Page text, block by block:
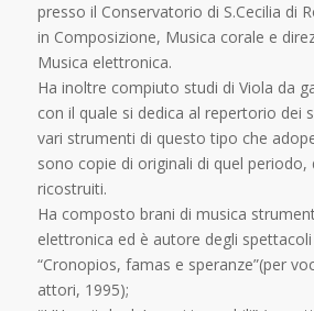
presso il Conservatorio di S.Cecilia di
in Composizione, Musica corale e
Musica elettronica.
Ha inoltre compiuto studi di Viola da
con il quale si dedica al repertorio dei
vari strumenti di questo tipo che
sono copie di originali di quel periodo,
ricostruiti.
Ha composto brani di musica
elettronica ed è autore degli
“Cronopios, famas e speranze”(per
attori, 1995);